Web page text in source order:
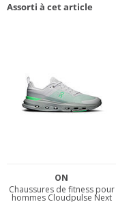
Assorti à cet article